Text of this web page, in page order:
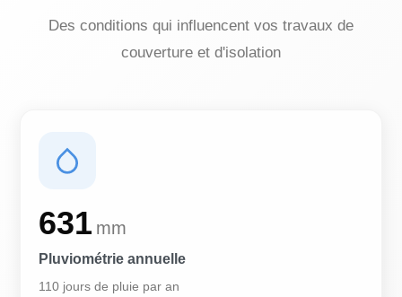
Des conditions qui influencent vos travaux de
couverture et d'isolation
631 mm
Pluviométrie annuelle
110 jours de pluie par an